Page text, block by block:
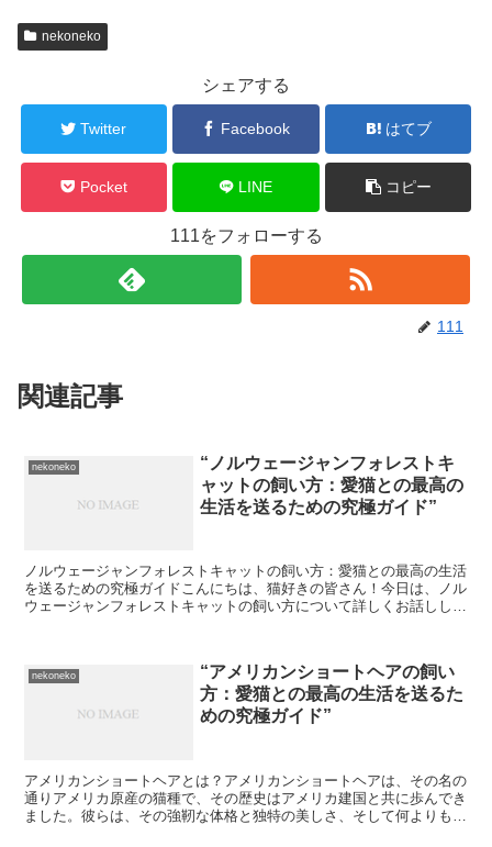
nekoneko
シェアする
Twitter Facebook はてブ
Pocket LINE コピー
111をフォローする
111
関連記事
nekoneko
“ノルウェージャンフォレストキ
ャットの飼い方：愛猫との最高の
生活を送るための究極ガイド”
ノルウェージャンフォレストキャットの飼い方：愛猫との最高の生活
を送るための究極ガイドこんにちは、猫好きの皆さん！今日は、ノル
ウェージャンフォレストキャットの飼い方について詳しくお話ししま
nekoneko
“アメリカンショートヘアの飼い
方：愛猫との最高の生活を送るた
めの究極ガイド”
アメリカンショートヘアとは？アメリカンショートヘアは、その名の
通りアメリカ原産の猫種で、その歴史はアメリカ建国と共に歩んでき
ました。彼らは、その強靭な体格と独特の美しさ、そして何よりもそ